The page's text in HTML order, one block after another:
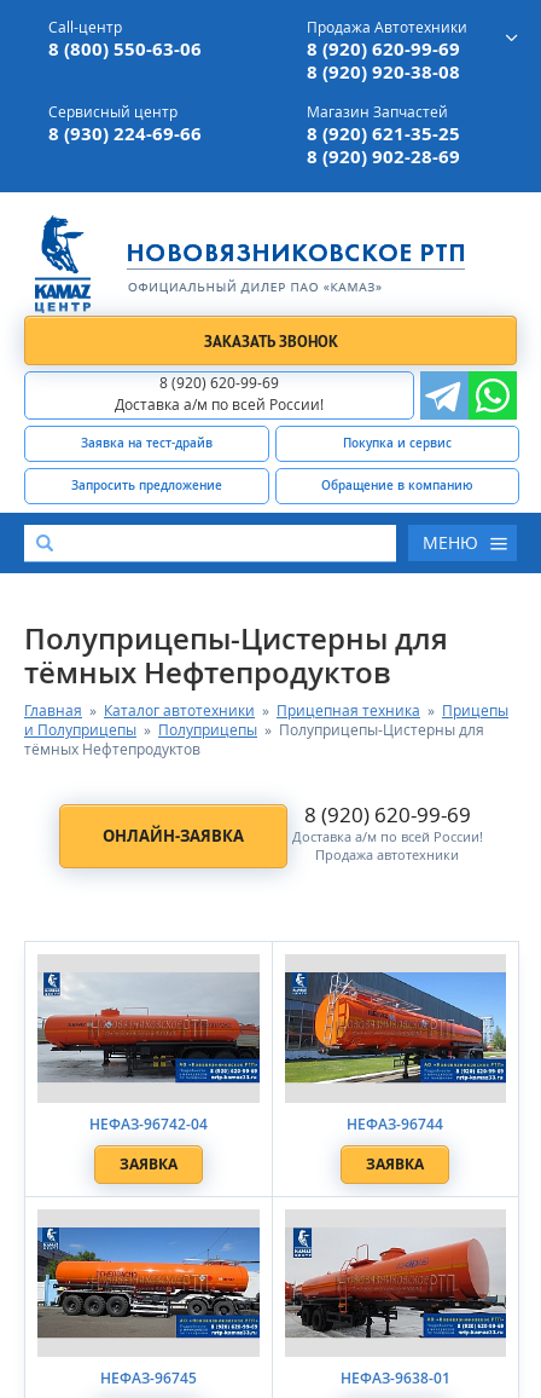
г. Вязники,ул. Механизаторов, д 90
Доставка а/м,по всей России
Call-центр
8 (800) 550-63-06
Продажа Автотехники
8 (920) 620-99-69
8 (920) 920-38-08
Сервисный центр
8 (930) 224-69-66
Магазин Запчастей
8 (920) 621-35-25
8 (920) 902-28-69
ЗАКАЗАТЬ ЗВОНОК
8 (920) 620-99-69
Доставка а/м по всей России!
Заявка на тест-драйв Покупка и сервис
Запросить предложение Обращение в компанию
МЕНЮ
КАТАЛОГ АВТОТЕХНИКИ
СЕРВИС И ГАРАНТИЙНЫЕ ОБЯЗАТЕЛЬСТВА
ЗАПАСНЫЕ ЧАСТИ
РЕМОНТ ДВИГАТЕЛЕЙ КАМАЗ
ФИНАНСОВЫЙ СЕРВИС
ФОТОГАЛЕРЕЯ
КОНТАКТНАЯ ИНФОРМАЦИЯ
Полуприцепы-Цистерны для
тёмных Нефтепродуктов
Главная » Каталог автотехники » Прицепная техника » Прицепы
и Полуприцепы » Полуприцепы » Полуприцепы-Цистерны для
тёмных Нефтепродуктов
ОНЛАЙН-ЗАЯВКА
8 (920) 620-99-69
Доставка а/м по всей России!
Продажа автотехники
НЕФАЗ-96742-04
ЗАЯВКА
НЕФАЗ-96744
ЗАЯВКА
НЕФАЗ-96745
НЕФАЗ-9638-01